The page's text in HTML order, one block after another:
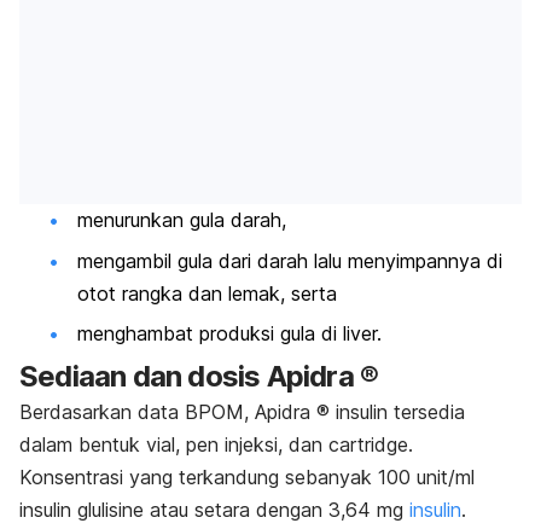
menurunkan gula darah,
mengambil gula dari darah lalu menyimpannya di
otot rangka dan lemak, serta
menghambat produksi gula di liver.
Sediaan dan dosis Apidra ®
Berdasarkan data BPOM, Apidra ® insulin tersedia
dalam bentuk vial, pen injeksi, dan cartridge.
Konsentrasi yang terkandung sebanyak 100 unit/ml
insulin glulisine atau setara dengan 3,64 mg insulin.